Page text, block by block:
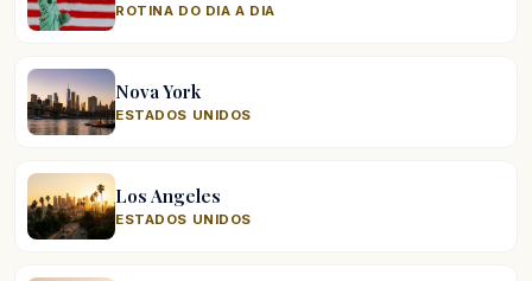
ROTINA DO DIA A DIA
Nova York
ESTADOS UNIDOS
Los Angeles
ESTADOS UNIDOS